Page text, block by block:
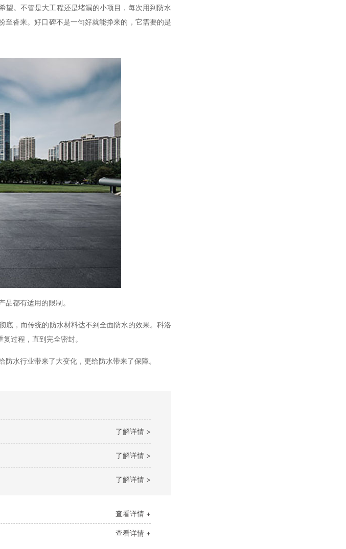
望。不管是大工程还是堵漏的小项目，每次用到防水
沓来。好口碑不是一句好就能挣来的，它需要的是
都有适用的限制。
底，而传统的防水材料达不到全面防水的效果。科洛
过程，直到完全密封。
防水行业带来了大变化，更给防水带来了保障。
了解详情 >
了解详情 >
了解详情 >
查看详情 +
查看详情 +